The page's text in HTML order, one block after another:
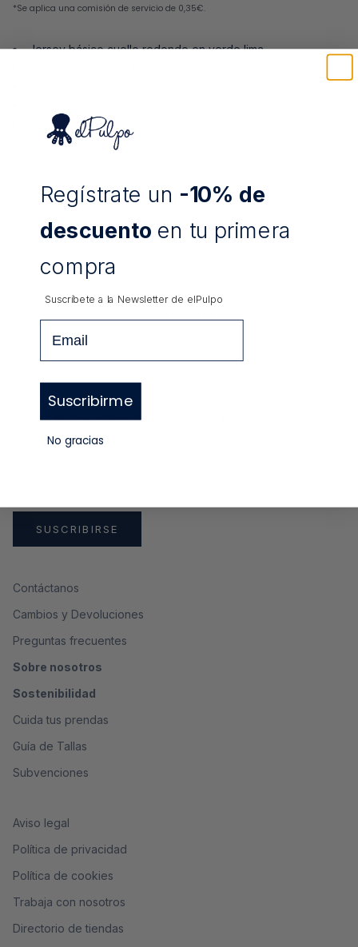
Jersey básico cuello redondo en verde lima.
Regular fit.
Cuidados:
COMPARTIR
Regístrate y recibe un10%
compra
SUSCRIBIRSE
Contáctanos
Cambios y Devoluciones
Preguntas frecuentes
Sobre nosotros
Sostenibilidad
Cuida tus prendas
Guía de Tallas
Subvenciones
Aviso legal
Política de privacidad
Política de cookies
Trabaja con nosotros
Directorio de tiendas
Regístrate un -10% de
descuento en tu primera
compra
Suscríbete a la Newsletter de elPulpo
Suscribirme
No gracias